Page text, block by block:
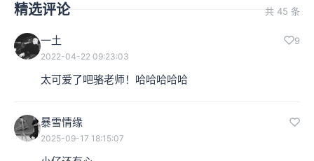
精选评论 共 45 条
一土 9
2022-04-22 09:23:03
太可爱了吧骆老师！哈哈哈哈哈
暴雪情缘
2025-09-17 18:15:07